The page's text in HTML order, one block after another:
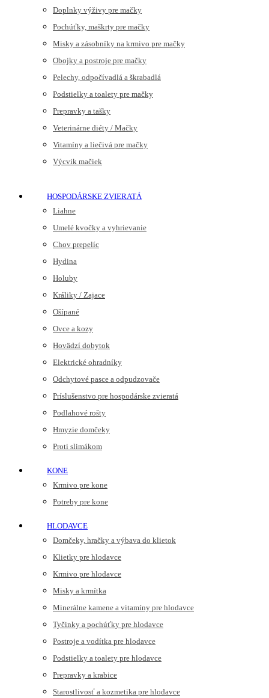
Doplnky výživy pre mačky
Pochúťky, maškrty pre mačky
Misky a zásobníky na krmivo pre mačky
Obojky a postroje pre mačky
Pelechy, odpočívadlá a škrabadlá
Podstielky a toalety pre mačky
Prepravky a tašky
Veterinárne diéty / Mačky
Vitamíny a liečivá pre mačky
Výcvik mačiek
HOSPODÁRSKE ZVIERATÁ
Liahne
Umelé kvočky a vyhrievanie
Chov prepelíc
Hydina
Holuby
Králiky / Zajace
Ošípané
Ovce a kozy
Hovädzí dobytok
Elektrické ohradníky
Odchytové pasce a odpudzovače
Príslušenstvo pre hospodárske zvieratá
Podlahové rošty
Hmyzie domčeky
Proti slimákom
KONE
Krmivo pre kone
Potreby pre kone
HLODAVCE
Domčeky, hračky a výbava do klietok
Klietky pre hlodavce
Krmivo pre hlodavce
Misky a krmítka
Minerálne kamene a vitamíny pre hlodavce
Tyčinky a pochúťky pre hlodavce
Postroje a vodítka pre hlodavce
Podstielky a toalety pre hlodavce
Prepravky a krabice
Starostlivosť a kozmetika pre hlodavce